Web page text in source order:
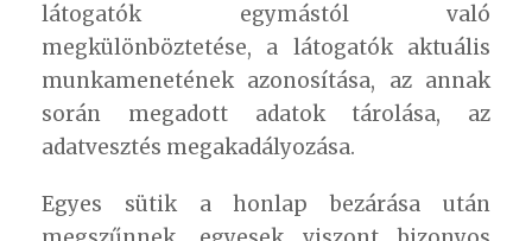
látogatók egymástól való
megkülönböztetése, a látogatók aktuális
munkamenetének azonosítása, az annak
során megadott adatok tárolása, az
adatvesztés megakadályozása.
Egyes sütik a honlap bezárása után